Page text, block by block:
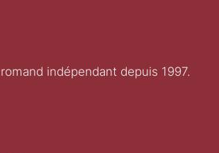
indépendant depuis 1997.